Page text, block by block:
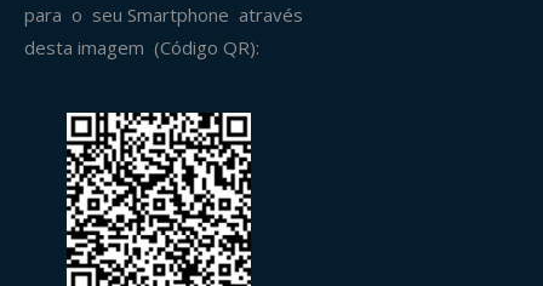
para o seu Smartphone através
desta imagem (Código QR):